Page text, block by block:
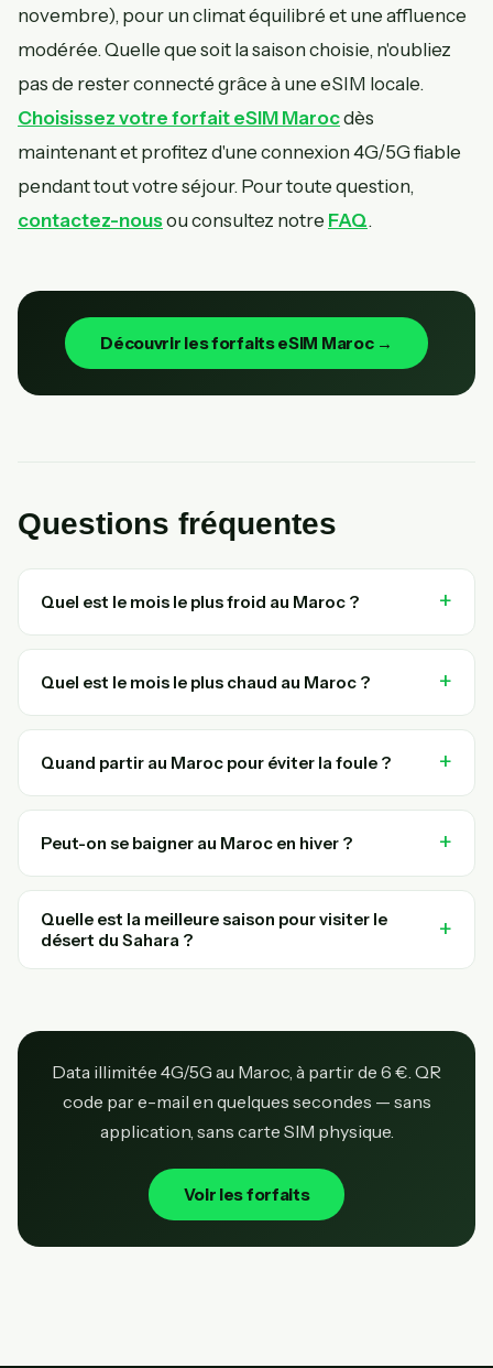
novembre), pour un climat équilibré et une affluence
modérée. Quelle que soit la saison choisie, n'oubliez
pas de rester connecté grâce à une eSIM locale.
Choisissez votre forfait eSIM Marocdès
maintenant et profitez d'une connexion 4G/5G fiable
pendant tout votre séjour. Pour toute question,
contactez-nousou consultez notre FAQ.
Découvrir les forfaits eSIM Maroc →
Questions fréquentes
Quel est le mois le plus froid au Maroc ?
Quel est le mois le plus chaud au Maroc ?
Quand partir au Maroc pour éviter la foule ?
Peut-on se baigner au Maroc en hiver ?
Quelle est la meilleure saison pour visiter le
désert du Sahara ?
Data illimitée 4G/5G au Maroc, à partir de 6 €. QR
code par e-mail en quelques secondes — sans
application, sans carte SIM physique.
Voir les forfaits